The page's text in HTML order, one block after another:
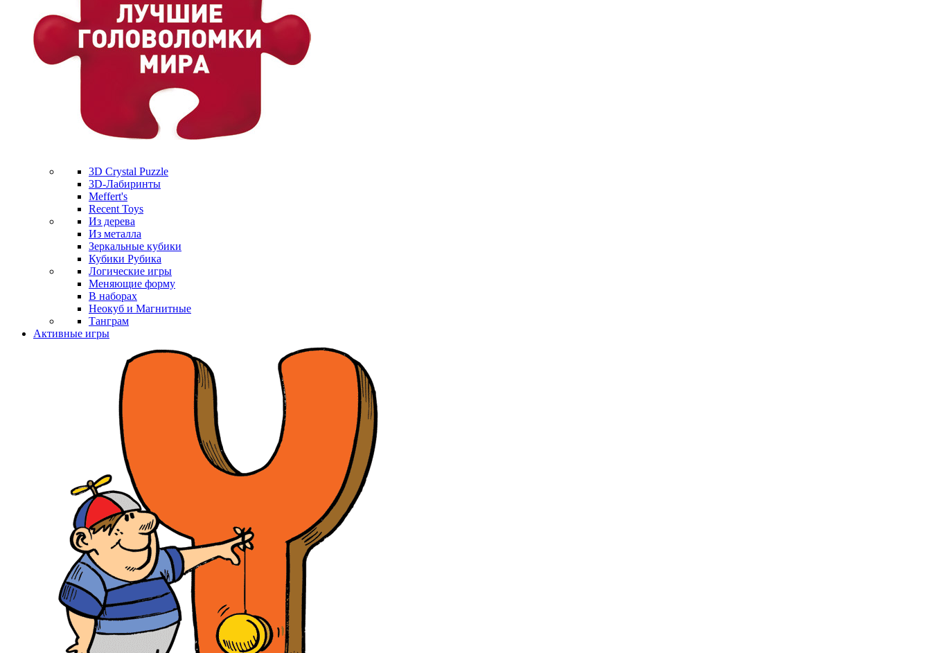
3D Crystal Puzzle
3D-Лабиринты
Meffert's
Recent Toys
Из дерева
Из металла
Зеркальные кубики
Кубики Рубика
Логические игры
Меняющие форму
В наборах
Неокуб и Магнитные
Танграм
Активные игры